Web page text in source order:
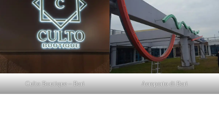
Culto Boutique – Bari Aeroporto di Bari